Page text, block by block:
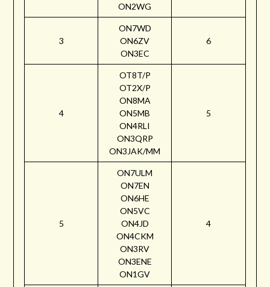
ON2WG
3
ON7WD
ON6ZV
ON3EC
6
4
OT8T/P
OT2X/P
ON8MA
ON5MB
ON4RLI
ON3QRP
ON3JAK/MM
5
5
ON7ULM
ON7EN
ON6HE
ON5VC
ON4JD
ON4CKM
ON3RV
ON3ENE
ON1GV
4